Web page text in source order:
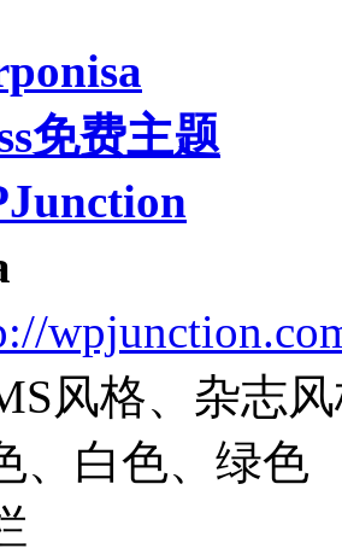
免费主题
风格、杂志
、白色、绿色